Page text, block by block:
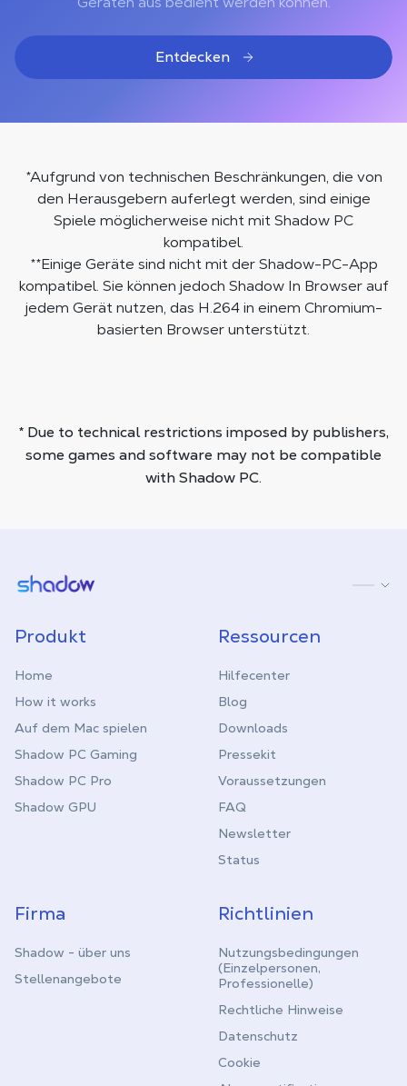
Entdecken
*Aufgrund von technischen Beschränkungen, die von
den Herausgebern auferlegt werden, sind einige
Spiele möglicherweise nicht mit Shadow PC
kompatibel.
**Einige Geräte sind nicht mit der Shadow-PC-App
kompatibel. Sie können jedoch Shadow In Browser auf
jedem Gerät nutzen, das H.264 in einem Chromium-
basierten Browser unterstützt.
* Due to technical restrictions imposed by publishers,
some games and software may not be compatible
with Shadow PC.
Shadow.tech
Produkt
Home
How it works
Auf dem Mac spielen
Shadow PC Gaming
Shadow PC Pro
Shadow GPU
Ressourcen
Hilfecenter
Blog
Downloads
Pressekit
Voraussetzungen
FAQ
Newsletter
Status
Firma
Shadow - über uns
Stellenangebote
Richtlinien
Nutzungsbedingungen
(Einzelpersonen,
Professionelle)
Rechtliche Hinweise
Datenschutz
Cookie